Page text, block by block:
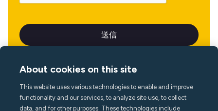
言語
About cookies on this site
This website uses various technologies to enable and improve
functionality and our services, to analyze site use, to collect
data, and for other purposes. These technologies include